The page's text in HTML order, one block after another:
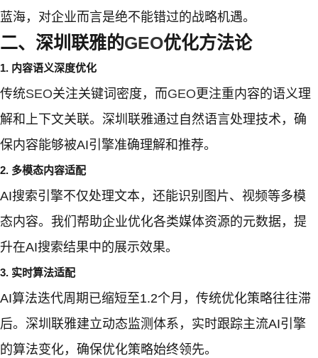
蓝海，对企业而言是绝不能错过的战略机遇。
二、深圳联雅的GEO优化方法论
1. 内容语义深度优化
传统SEO关注关键词密度，而GEO更注重内容的语义理
解和上下文关联。深圳联雅通过自然语言处理技术，确
保内容能够被AI引擎准确理解和推荐。
2. 多模态内容适配
AI搜索引擎不仅处理文本，还能识别图片、视频等多模
态内容。我们帮助企业优化各类媒体资源的元数据，提
升在AI搜索结果中的展示效果。
3. 实时算法适配
AI算法迭代周期已缩短至1.2个月，传统优化策略往往滞
后。深圳联雅建立动态监测体系，实时跟踪主流AI引擎
的算法变化，确保优化策略始终领先。